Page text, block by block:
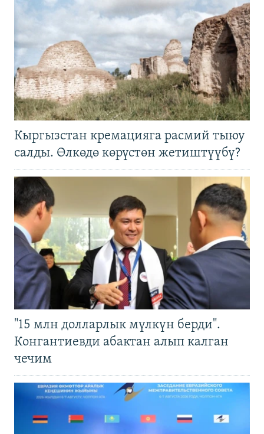
Кыргызстан кремацияга расмий тыюу
салды. Өлкөдө көрүстөн жетиштүүбү?
"15 млн долларлык мүлкүн берди".
Конгантиевди абактан алып калган
чечим